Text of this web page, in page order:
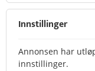
Innstillinger
Annonsen har
innstillinger.